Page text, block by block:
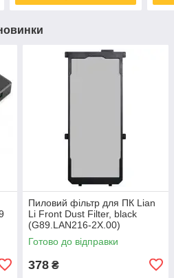
Пиловий фільтр для ПК Lian
Li Front Dust Filter, black
(G89.LAN216-2X.00)
Готово до відправки
378 ₴